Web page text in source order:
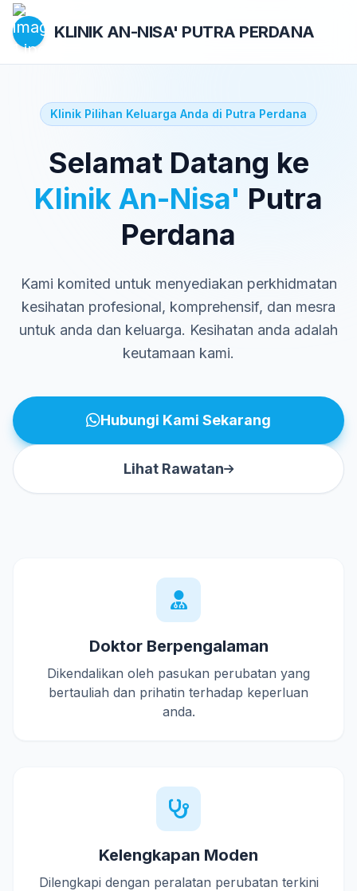
KLINIK AN-NISA' PUTRA PERDANA
Klinik Pilihan Keluarga Anda di Putra Perdana
Selamat Datang ke
Klinik An-Nisa' Putra
Perdana
Kami komited untuk menyediakan perkhidmatan
kesihatan profesional, komprehensif, dan mesra
untuk anda dan keluarga. Kesihatan anda adalah
keutamaan kami.
Hubungi Kami Sekarang
Lihat Rawatan
Doktor Berpengalaman
Dikendalikan oleh pasukan perubatan yang
bertauliah dan prihatin terhadap keperluan
anda.
Kelengkapan Moden
Dilengkapi dengan peralatan perubatan terkini